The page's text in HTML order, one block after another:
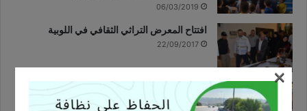
06/03/2019
افتتاح المعرض التراثي الثقافي في اللوبية
22/09/2017
عرض مسرحي حول اختيار الشريك ومخاطر
وسائل التواصل الاجتماعي في البابلية
×